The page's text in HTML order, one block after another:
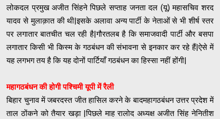
लोकदल प्रमुख अजीत सिंहने पिछले सप्ताह जनता दल (यू) महासचिव शरद
यादव से मुलाक़ात की थी|इसके अलावा अन्य पार्टी के नेताओं से भी शीर्ष स्तर
पर लगातार बातचीत चल रही है|गौरतलब है कि समाजवादी पार्टी और बसपा
लगातार किसी भी किस्म के गठबंधन की संभावना से इनकार कर रहे हैं|ऐसे में
यह लगभग तय है कि यह दोनों पार्टियाँ गठबंधन का हिस्सा नहीं होंगी|
महागठबंधन की होगी पश्चिमी यूपी में रैली
बिहार चुनाव में जबरदस्त जीत हासिल करने के बादमहागठबंधन उत्तर प्रदेश में
ताल ठोंकने को तैयार खड़ा |पिछले माह रालोद अध्यक्ष अजीत सिंह नेनितीश